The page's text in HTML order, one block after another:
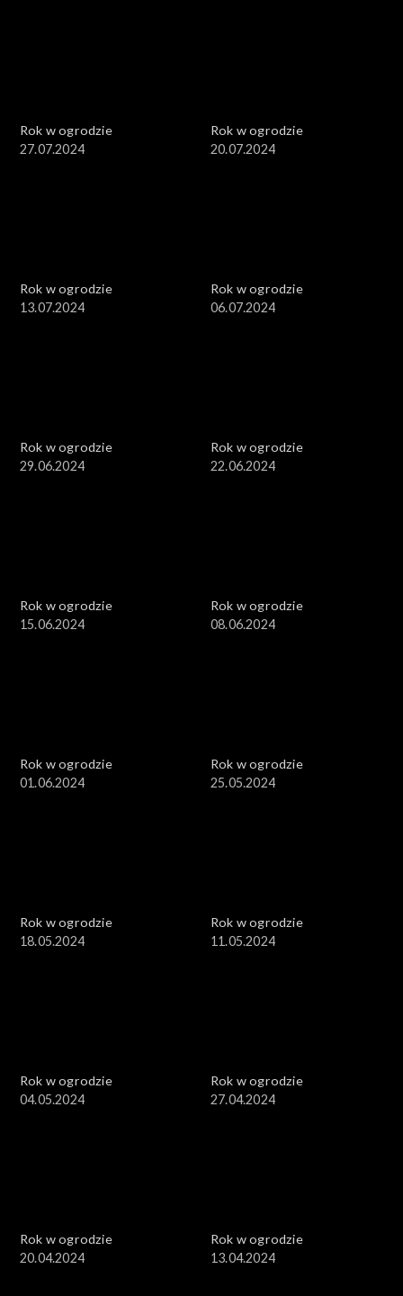
Rok w ogrodzie
27.07.2024
Rok w ogrodzie
20.07.2024
Rok w ogrodzie
13.07.2024
Rok w ogrodzie
06.07.2024
Rok w ogrodzie
29.06.2024
Rok w ogrodzie
22.06.2024
Rok w ogrodzie
15.06.2024
Rok w ogrodzie
08.06.2024
Rok w ogrodzie
01.06.2024
Rok w ogrodzie
25.05.2024
Rok w ogrodzie
18.05.2024
Rok w ogrodzie
11.05.2024
Rok w ogrodzie
04.05.2024
Rok w ogrodzie
27.04.2024
Rok w ogrodzie
20.04.2024
Rok w ogrodzie
13.04.2024